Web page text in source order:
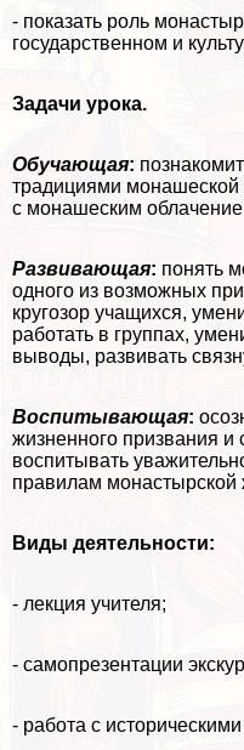
- показать роль
государственном и
Задачи урока.
Обучающая:
традициями
с монашеским
Развивающая: понять
одного из возможных
кругозор учащихся,
работать в группах,
выводы, развивать
Воспитывающая:
жизненного призвания и
воспитывать
правилам монастырской
Виды деятельности:
- лекция учителя;
- самопрезентации
- работа с